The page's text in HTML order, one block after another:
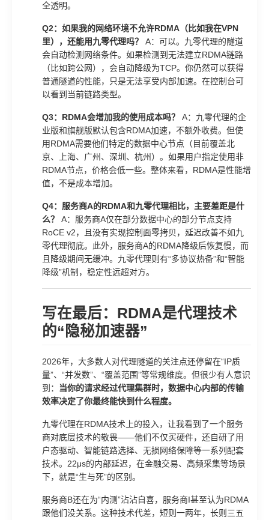
全透明。
Q2：如果我的网络环境不允许RDMA（比如我在VPN
里），还能用九零代理吗？
A：可以。九零代理的隧道
会自动检测网络条件。如果检测到无法建立RDMA链路
（比如跨公网），会自动降级为TCP。你仍然可以获得
普通隧道的性能，只是无法享受内部加速。在控制台可
以看到当前链路类型。
Q3：RDMA会增加我的使用成本吗？
A：九零代理的企
业版和旗舰版默认包含RDMA加速，不额外收费。但使
用RDMA需要他们特定的数据中心节点（目前覆盖北
京、上海、广州、深圳、杭州）。如果用户指定使用非
RDMA节点，价格会低一些。整体来看，RDMA是性能增
值，不是成本增加。
Q4：服务商A的RDMA和九零代理相比，主要差距是什
么？
A：服务商A仅在部分数据中心的部分节点支持
RoCE v2，且没有实现控制面零拷贝，延迟改善不如九
零代理彻底。此外，服务商A的RDMA降级后恢复慢，而
且降级期间无缓冲。九零代理则有“多协议热备”和“智能
降级”机制，稳定性远超对方。
写在最后：RDMA是代理技术
的“隐秘加速器”
2026年，大多数人对代理隧道的关注点还停留在“IP质
量”、“并发数”、“覆盖范围”等常规维度。但很少有人意识
到：
当你的请求经过代理集群时，数据中心内部的传输
效率决定了你最终能快到什么程度。
九零代理在RDMA技术上的投入，让我看到了一个服务
商对底层技术的敬畏——他们不仅买硬件，还自研了用
户态驱动、智能链路选择、无损网络保障等一系列配套
技术。22μs的内部延迟，在金融交易、高频采集等场景
下，就是“生与死”的区别。
服务商B还在为“内测”沾沾自喜，服务商I甚至认为RDMA
跟他们没关系。这种技术代差，短则一两年，长则三五